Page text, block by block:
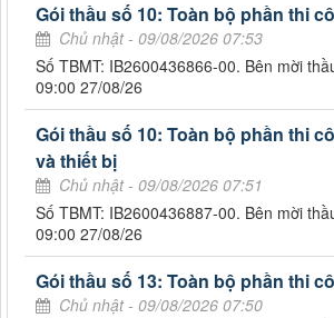
Gói thầu số 10: Toàn bộ phần thi
Chủ nhật - 09/08/2026 07:53
Số TBMT: IB2600436866-00. Bên mời
09:00 27/08/26
Gói thầu số 10: Toàn bộ phần thi
và thiết bị
Chủ nhật - 09/08/2026 07:51
Số TBMT: IB2600436887-00. Bên mời
09:00 27/08/26
Gói thầu số 13: Toàn bộ phần thi
Chủ nhật - 09/08/2026 07:50